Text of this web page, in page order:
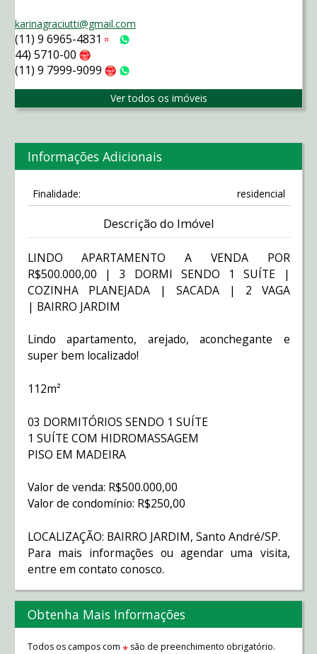
karinagraciutti@gmail.com
(11) 9 6965-4831 Tim
44) 5710-00
(11) 9 7999-9099 Claro
Ver todos os imóveis
Informações Adicionais
Finalidade: residencial
Descrição do Imóvel
LINDO APARTAMENTO A VENDA POR
R$500.000,00 | 3 DORMI SENDO 1 SUÍTE |
COZINHA PLANEJADA | SACADA | 2 VAGA
| BAIRRO JARDIM
Lindo apartamento, arejado, aconchegante e
super bem localizado!
112m²
03 DORMITÓRIOS SENDO 1 SUÍTE
1 SUÍTE COM HIDROMASSAGEM
PISO EM MADEIRA
Valor de venda: R$500.000,00
Valor de condomínio: R$250,00
LOCALIZAÇÃO: BAIRRO JARDIM, Santo André/SP.
Para mais informações ou agendar uma visita,
entre em contato conosco.
Obtenha Mais Informações
Todos os campos com *são de preenchimento obrigatório.